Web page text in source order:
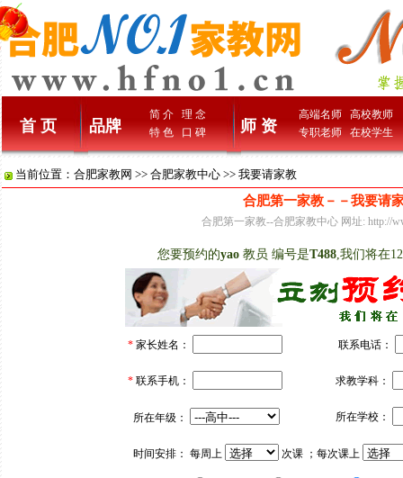
首 页 品牌
简 介
理 念
特 色
口 碑 师 资
高端名师
高校教师
专职老师
在校学生
当前位置： 合肥家教网 >> 合肥家教中心 >> 我要请家教
合肥第一家教－－我要请
合肥第一家教--合肥家教中心 网址: http://
您要预约的yao教员 编号是T488,我们将在
* 家长姓名： 联系电话：
* 联系手机： 求教学科：
所在年级： 所在学校：
时间安排： 每周上 次课 ；每次课上